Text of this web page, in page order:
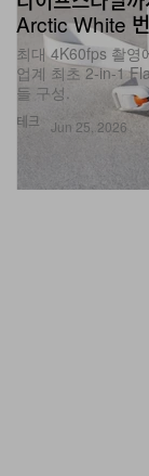
테크
최대 4K60fps 촬영
업계 최초 2-in-1
들 구성.
Jun 25, 2026